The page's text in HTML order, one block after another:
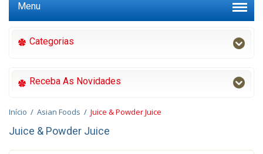
Menu
Categorias
Receba As Novidades
Início / Asian Foods / Juice & Powder Juice
Juice & Powder Juice